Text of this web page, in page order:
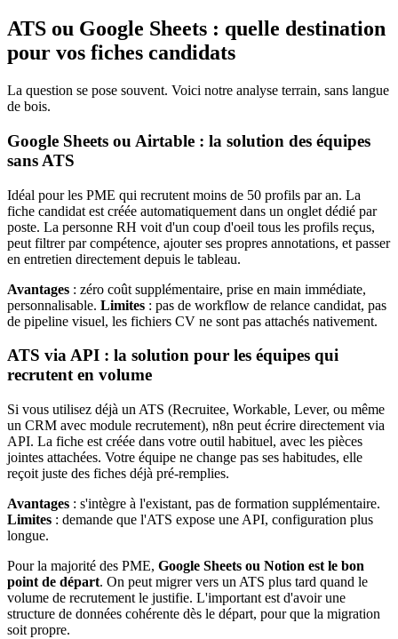
ATS ou Google Sheets : quelle destination
pour vos fiches candidats
La question se pose souvent. Voici notre analyse terrain, sans langue
de bois.
Google Sheets ou Airtable : la solution des équipes
sans ATS
Idéal pour les PME qui recrutent moins de 50 profils par an. La
fiche candidat est créée automatiquement dans un onglet dédié par
poste. La personne RH voit d'un coup d'oeil tous les profils reçus,
peut filtrer par compétence, ajouter ses propres annotations, et passer
en entretien directement depuis le tableau.
Avantages : zéro coût supplémentaire, prise en main immédiate,
personnalisable. Limites : pas de workflow de relance candidat, pas
de pipeline visuel, les fichiers CV ne sont pas attachés nativement.
ATS via API : la solution pour les équipes qui
recrutent en volume
Si vous utilisez déjà un ATS (Recruitee, Workable, Lever, ou même
un CRM avec module recrutement), n8n peut écrire directement via
API. La fiche est créée dans votre outil habituel, avec les pièces
jointes attachées. Votre équipe ne change pas ses habitudes, elle
reçoit juste des fiches déjà pré-remplies.
Avantages : s'intègre à l'existant, pas de formation supplémentaire.
Limites : demande que l'ATS expose une API, configuration plus
longue.
Pour la majorité des PME, Google Sheets ou Notion est le bon
point de départ. On peut migrer vers un ATS plus tard quand le
volume de recrutement le justifie. L'important est d'avoir une
structure de données cohérente dès le départ, pour que la migration
soit propre.